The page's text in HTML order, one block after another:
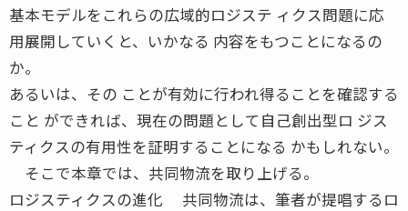
基本モデルをこれらの広域的ロジステ ィクス問題に応
用展開していくと、いかなる 内容をもつことになるの
か。
あるいは、その ことが有効に行われ得ることを確認する
こと ができれば、現在の問題として自己創出型ロ ジス
ティクスの有用性を証明することになる かもしれない。
そこで本章では、共同物流を取り上げる。
ロジスティクスの進化 共同物流は、筆者が提唱するロ